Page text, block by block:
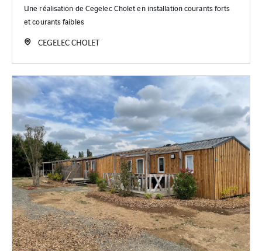
Une réalisation de Cegelec Cholet en installation courants forts
et courants faibles
CEGELEC CHOLET